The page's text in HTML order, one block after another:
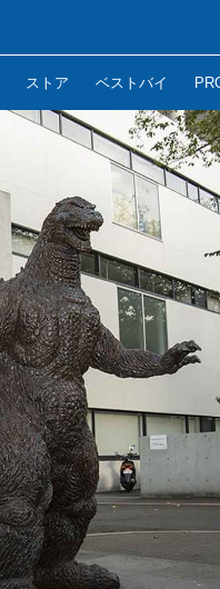
ストア ベストバイ